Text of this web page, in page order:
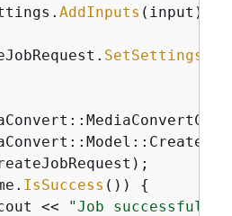
AddInputs (input);
SetSettings
IsSuccess ()) {
<<
"Job